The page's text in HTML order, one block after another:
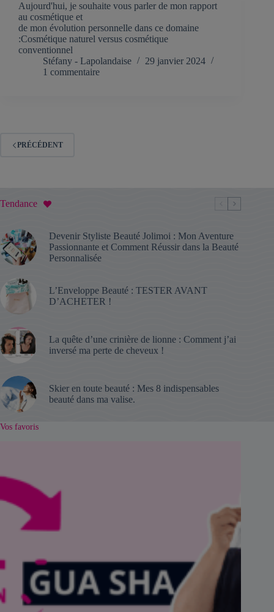
Aujourd'hui, je souhaite vous parler de mon rapport
au cosmétique et
de mon évolution personnelle dans ce domaine
:Cosmétique naturel versus cosmétique
conventionnel
Stéfany - Lapolandaise
29 janvier 2024
1 commentaire
PRÉCÉDENT
Tendance
Devenir Styliste Beauté Jolimoi : Mon Aventure
Passionnante et Comment Réussir dans la Beauté
Personnalisée
L’Enveloppe Beauté : TESTER AVANT
D’ACHETER !
La quête d’une crinière de lionne : Comment j’ai
inversé ma perte de cheveux !
Skier en toute beauté : Mes 8 indispensables
beauté dans ma valise.
Vos favoris